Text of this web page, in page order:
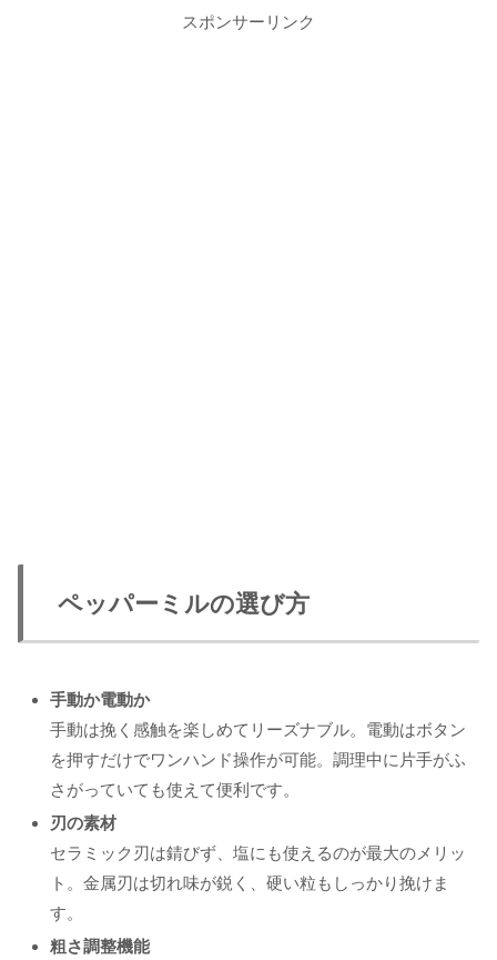
スポンサーリンク
ペッパーミルの選び方
手動か電動か
手動は挽く感触を楽しめてリーズナブル。電動はボタン
を押すだけでワンハンド操作が可能。調理中に片手がふ
さがっていても使えて便利です。
刃の素材
セラミック刃は錆びず、塩にも使えるのが最大のメリッ
ト。金属刃は切れ味が鋭く、硬い粒もしっかり挽けま
す。
粗さ調整機能